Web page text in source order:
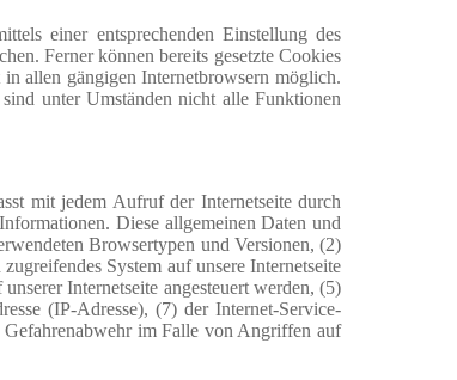
einer entsprechenden Einstellung des
Ferner können bereits gesetzte Cookies
allen gängigen Internetbrowsern möglich.
unter Umständen nicht alle Funktionen
mit jedem Aufruf der Internetseite durch
Diese allgemeinen Daten und
Browsertypen und Versionen, (2)
System auf unsere Internetseite
Internetseite angesteuert werden, (5)
(IP-Adresse), (7) der Internet-Service-
im Falle von Angriffen auf